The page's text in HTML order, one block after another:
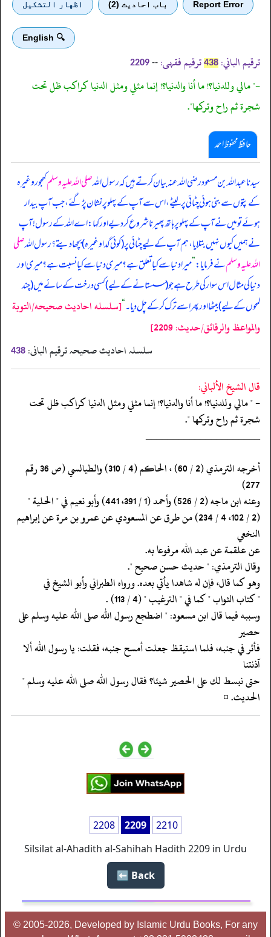
Report Error باب احادیث (2) اظهار التشكيل
🔍 English
ترقیم الباني: 438 ترقیم فقہی: --
2209
-" مالي وللدنيا؟! ما أنا والدنيا؟! إنما مثلي ومثل الدنيا كراكب ظل تحت
شجرة ثم راح وتركها".
حافظ محفوظ احمد
سیدنا عبداللہ بن مسعود رضی اللہ عنہ بیان کرتے ہیں کہ رسول اللہصلی اللہ علیہ وسلمکھجور وغیرہ
کے پتوں سے بنی ہوئی چٹائی پر لیٹے، اس سے آپ کے پہلو پر نشان پڑ گئے، جب آپ بیدار
ہوئے تو میں نے آپ کے پہلو پر ہاتھ پھیرنا شروع کر دیے اور کہا: اے اللہ کے رسول! آپ
نے ہمیں کیوں نہیں بتلایا، ہم آپ کے لیے چٹائی پر (کوئی گدا وغیرہ) بچھا دیتے؟ رسول اللہصلی
اللہ علیہ وسلمنے فرمایا:”میرا دنیا سے کیا تعلق ہے؟ میری دنیا سے کیا نسبت ہے؟ میری اور
دنیا کی مثال اس سوار کی طرح ہے جو (سستانے کے لیے) کسی درخت کے سائے میں (چند
لمحوں کے لیے) بیٹھا اور پھر اسے ترک کر کے چل دیا۔“[سلسله احاديث صحيحه/التوبة
والمواعظ والرقائق/حدیث: 2209]
سلسلہ احادیث صحیحہ ترقیم البانی: 438
قال الشيخ الألباني:
- " مالي وللدنيا؟! ما أنا والدنيا؟! إنما مثلي ومثل الدنيا كراكب ظل تحت
شجرة ثم راح وتركها ".
‏‏‏‏_____________________
‏‏‏‏أخرجه الترمذي (2 / 60) ، الحاكم (4 / 310) والطيالسي (ص 36 رقم
277)
‏‏‏‏وعنه ابن ماجه (2 / 526) وأحمد (1 / 391، 441) وأبو نعيم في " الحلية "
‏‏‏‏(2 / 102، 4 / 234) من طرق عن المسعودي عن عمرو بن مرة عن إبراهيم
النخعي
‏‏‏‏عن علقمة عن عبد الله مرفوعا به.
‏‏‏‏وقال الترمذي: " حديث حسن صحيح ".
‏‏‏‏وهو كما قال، فإن له شاهدا يأتي بعده. ورواه الطبراني وأبو الشيخ في
‏‏‏‏" كتاب الثواب " كما في " الترغيب " (4 / 113) .
‏‏‏‏وسببه فيما قال ابن مسعود: " اضطجع رسول الله صلى الله عليه وسلم على
حصير
‏‏‏‏فأثر في جنبه، فلما استيقظ جعلت أمسح جنبه، فقلت: يا رسول الله ألا
آذنتنا
‏‏‏‏حتى نبسط لك على الحصير شيئا؟ فقال رسول الله صلى الله عليه وسلم "
الحديث. ¤
2208 2209
2210
Silsilat al-Ahadith al-Sahihah Hadith 2209 in Urdu
Back ⬅️
© 2005-2026, Developed by Islamic Urdu Books, For any